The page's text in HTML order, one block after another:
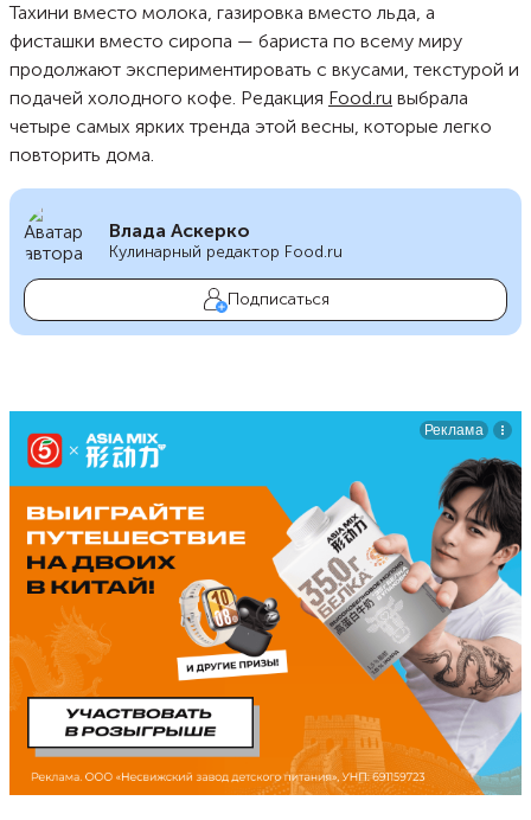
Тахини вместо молока, газировка вместо льда, а
фисташки вместо сиропа — бариста по всему миру
продолжают экспериментировать с вкусами, текстурой и
подачей холодного кофе. Редакция Food.ru выбрала
четыре самых ярких тренда этой весны, которые легко
повторить дома.
Влада Аскерко
Кулинарный редактор Food.ru
Подписаться